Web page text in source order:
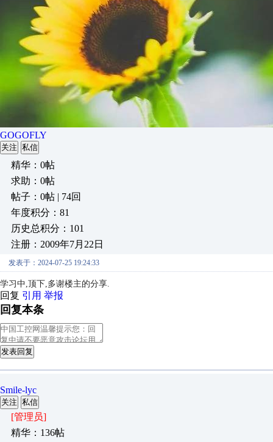
GOGOFLY
关注 私信
精华：0帖
求助：0帖
帖子：0帖 | 74回
年度积分：81
历史总积分：101
注册：2009年7月22日
发表于：2024-07-25 19:24:33
学习中,顶下,多谢楼主的分享.
回复 引用 举报
回复本条
发表回复
Smile-lyc
关注 私信
[管理员]
精华：136帖